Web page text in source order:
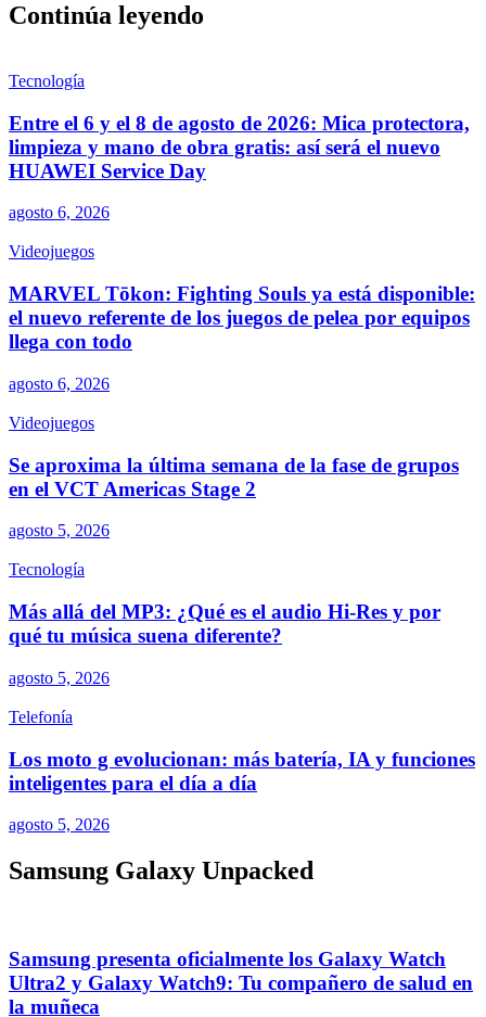
Continúa leyendo
Tecnología
Entre el 6 y el 8 de agosto de 2026: Mica protectora,
limpieza y mano de obra gratis: así será el nuevo
HUAWEI Service Day
agosto 6, 2026
Videojuegos
MARVEL Tōkon: Fighting Souls ya está disponible:
el nuevo referente de los juegos de pelea por equipos
llega con todo
agosto 6, 2026
Videojuegos
Se aproxima la última semana de la fase de grupos
en el VCT Americas Stage 2
agosto 5, 2026
Tecnología
Más allá del MP3: ¿Qué es el audio Hi-Res y por
qué tu música suena diferente?
agosto 5, 2026
Telefonía
Los moto g evolucionan: más batería, IA y funciones
inteligentes para el día a día
agosto 5, 2026
Samsung Galaxy Unpacked
Samsung presenta oficialmente los Galaxy Watch
Ultra2 y Galaxy Watch9: Tu compañero de salud en
la muñeca